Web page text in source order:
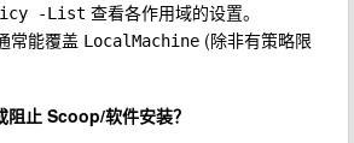
-List 查看各作用域的设置。
常能覆盖 LocalMachine (除非有策略限
止 Scoop/软件安装？